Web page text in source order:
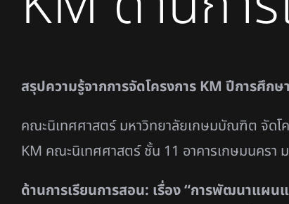
สรุปความรู้จากการจัดโครงการ KM ปีการศึก
คณะนิเทศศาสตร์ มหาวิทยาลัยเกษมบัณฑิต จัดโ
KM คณะนิเทศศาสตร์ ชั้น 11 อาคารเกษมนคร
ด้านการเรียนการสอน: เรื่อง “การพัฒนาแผน